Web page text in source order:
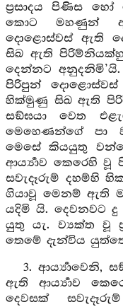
ප්‍රසාදය පිණිස හෝ
කොට මහණුන්
දොළොස්වස් ඇති
සිඛ ඇති
දෙන්නට
පිරිපුන් දොළොස්වස්
හික්මුණු සිඛ ඇති
සඞ්ඝයා වෙත
මෙහෙණන්ගේ පා
මෙසේ කියයුතු
ආර්‍ය්‍යාව කෙරෙහි
සවැදෑරුම් දහම්හි
ගියාවූ මෙනම් ඇති
යදිමි යි. දෙවනවට දු
යුතු යැ. ව්‍යක්ත වූ
තෙමේ දැන්විය
3. ආර්‍ය්‍යාවෙනි,
ඇති ආර්‍ය්‍යාව
දෙවසක්